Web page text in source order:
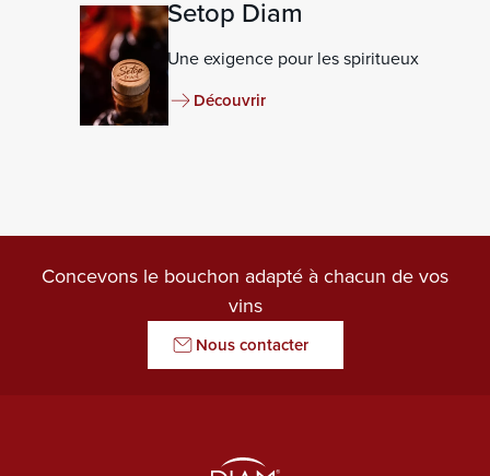
Setop Diam
Une exigence pour les spiritueux
Découvrir
Concevons le bouchon adapté à chacun de vos
vins
Nous contacter